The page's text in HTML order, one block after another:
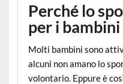
Perché lo
per i bambini
Molti bambini sono
alcuni non amano lo
volontario. Eppure è